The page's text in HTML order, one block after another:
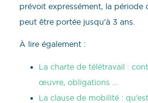
prévoit expressément, la période
peut être portée jusqu’à 3 ans.
À lire également :
La charte de télétravail :
œuvre, obligations …
La clause de mobilité :